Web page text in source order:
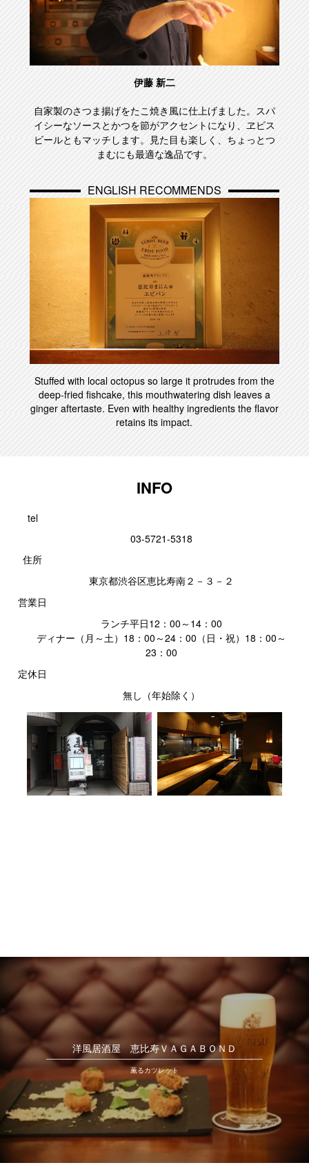
伊藤 新二
自家製のさつま揚げをたこ焼き風に仕上げました。スパ
イシーなソースとかつを節がアクセントになり、ヱビス
ビールともマッチします。見た目も楽しく、ちょっとつ
まむにも最適な逸品です。
ENGLISH RECOMMENDS
Stuffed with local octopus so large it protrudes from the
deep-fried fishcake, this mouthwatering dish leaves a
ginger aftertaste. Even with healthy ingredients the flavor
retains its impact.
INFO
tel
03-5721-5318
住所
東京都渋谷区恵比寿南２－３－２
営業日
ランチ平日12：00～14：00
ディナー（月～土）18：00～24：00（日・祝）18：00～
23：00
定休日
無し（年始除く）
洋風居酒屋 恵比寿ＶＡＧＡＢＯＮＤ
薫るカツレット